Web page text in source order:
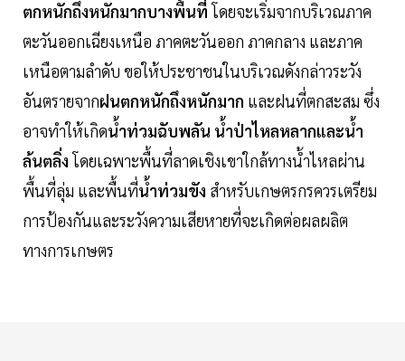
ตกหนักถึงหนักมากบางพื้นที่โดยจะเริ่มจากบริเวณภาค
ตะวันออกเฉียงเหนือ ภาคตะวันออก ภาคกลาง และภาค
เหนือตามลำดับ ขอให้ประชาชนในบริเวณดังกล่าวระวัง
อันตรายจากฝนตกหนักถึงหนักมาก และฝนที่ตกสะสม ซึ่ง
อาจทำให้เกิดน้ำท่วมฉับพลัน น้ำป่าไหลหลากและน้ำ
ล้นตลิ่งโดยเฉพาะพื้นที่ลาดเชิงเขาใกล้ทางน้ำไหลผ่าน
พื้นที่ลุ่ม และพื้นที่น้ำท่วมขัง สำหรับเกษตรกรควรเตรียม
การป้องกันและระวังความเสียหายที่จะเกิดต่อผลผลิต
ทางการเกษตร